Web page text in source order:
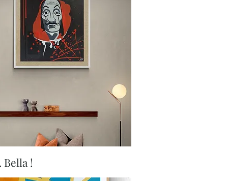
Aperçu rapide
Bella !